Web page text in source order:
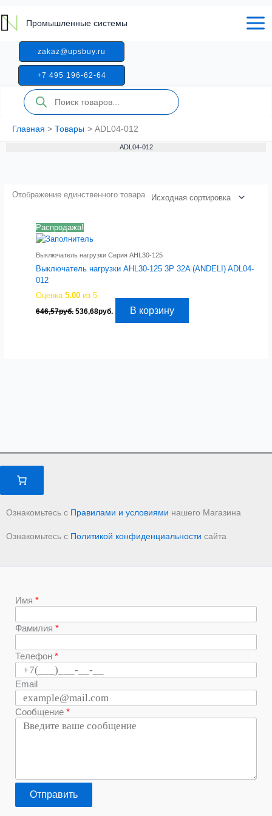
к
содержимому
Промышленные системы
zakaz@upsbuy.ru
+7 495 196-62-64
Поиск
товаров
Главная Товары ADL04-012
ADL04-012
Отображение единственного товара
Распродажа!
Выключатель нагрузки Серия AHL30-125
Выключатель нагрузки AHL30-125 3P 32A (ANDELI) ADL04-
012
Оценка5.00 из 5
646,57руб. Первоначальная
536,68руб. ТекущаяВ корзину
Ознакомьтесь с Правилами и условиями нашего Магазина
Ознакомьтесь с Политикой конфиденциальности сайта
Имя
Фамилия
Телефон
Email
Сообщение
Отправить